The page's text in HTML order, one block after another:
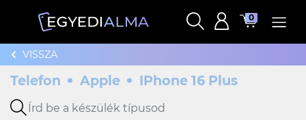
0
VISSZA
Telefon Apple IPhone 16 Plus